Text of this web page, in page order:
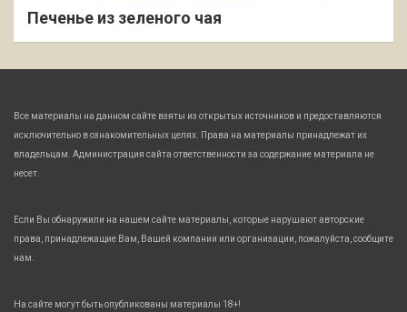
Печенье из зеленого чая
Все материалы на данном сайте взяты из открытых источников и предоставляются
исключительно в ознакомительных целях. Права на материалы принадлежат их
владельцам. Администрация сайта ответственности за содержание материала не
несет.
Если Вы обнаружили на нашем сайте материалы, которые нарушают авторские
права, принадлежащие Вам, Вашей компании или организации, пожалуйста, сообщите
нам.
На сайте могут быть опубликованы материалы 18+!